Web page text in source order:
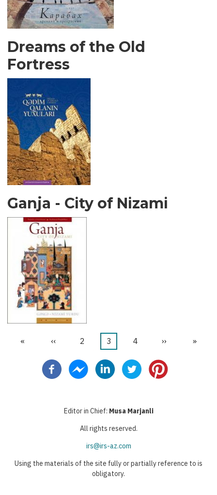
Dreams of the Old
Fortress
Ganja - City of Nizami
First
«
Previous
‹‹ Бет
2
Current
3 Бет
4
Next
››
Last
»
Editor in Chief: Musa Marjanli
All rights reserved.
irs@irs-az.com
Using the materials of the site fully or partially reference to is
obligatory.